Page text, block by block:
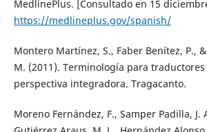
MedlinePlus. [Consultado en 15
https://medlineplus.gov/spanish/
Montero Martínez, S., Faber Benítez, P.,
M. (2011). Terminología para
perspectiva integradora. Tragacanto.
Moreno Fernández, F., Samper Padilla, J.